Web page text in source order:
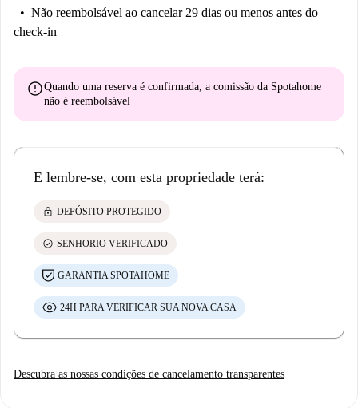
Não reembolsável ao cancelar 29 dias ou menos antes do
check-in
errorQuando uma reserva é confirmada, a comissão da Spotahome
não é reembolsável
E lembre-se, com esta propriedade terá:
lock DEPÓSITO PROTEGIDO
check_circle SENHORIO VERIFICADO
GARANTIA SPOTAHOME
24H PARA VERIFICAR SUA NOVA CASA
Descubra as nossas condições de cancelamento transparentes